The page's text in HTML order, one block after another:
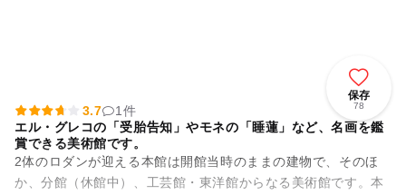
保存
78
3.7
1件
エル・グレコの「受胎告知」やモネの「睡蓮」など、名画を鑑
賞できる美術館です。
2体のロダンが迎える本館は開館当時のままの建物で、そのほ
か、分館（休館中）、工芸館・東洋館からなる美術館です。本